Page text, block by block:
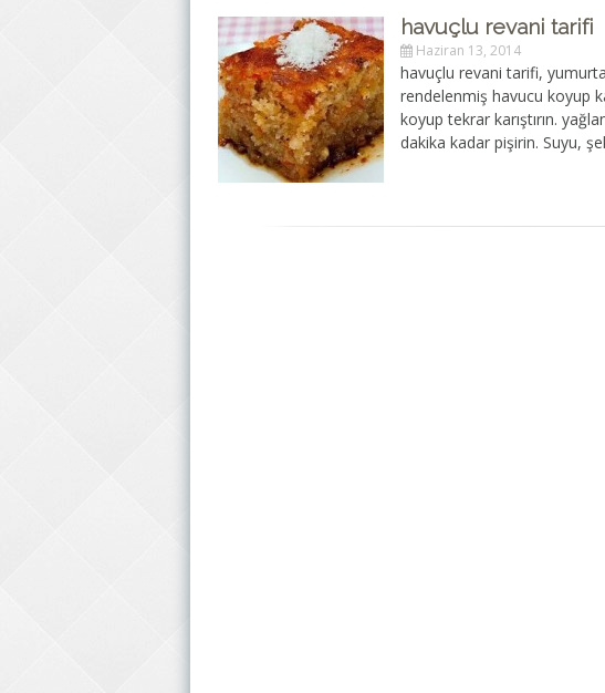
havuçlu revani tarifi
Haziran 13, 2014
havuçlu revani tarifi,
rendelenmiş havucu koyup
koyup tekrar karıştırın.
dakika kadar pişirin. Suyu,